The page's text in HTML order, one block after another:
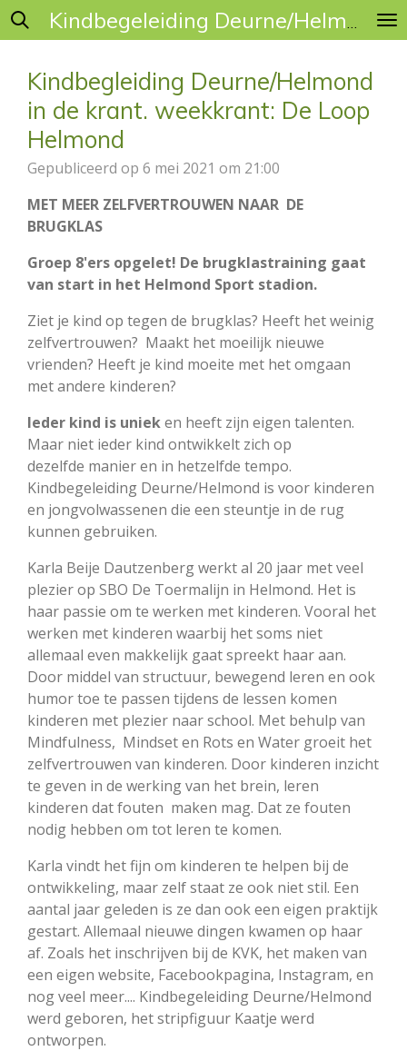
Ga
direct
hoofdinhoud
Kindbegeleiding Deurne/Helmond
Kindbegleiding Deurne/Helmond
in de krant. weekkrant: De Loop
Helmond
Gepubliceerd op 6 mei 2021 om 21:00
MET MEER ZELFVERTROUWEN NAAR DE
BRUGKLAS
Groep 8'ers opgelet! De brugklastraining gaat
van start in het Helmond Sport stadion.
Ziet je kind op tegen de brugklas? Heeft het weinig
zelfvertrouwen? Maakt het moeilijk nieuwe
vrienden? Heeft je kind moeite met het omgaan
met andere kinderen?
Ieder kind is unieken heeft zijn eigen talenten.
Maar niet ieder kind ontwikkelt zich op
dezelfde manier en in hetzelfde tempo.
Kindbegeleiding Deurne/Helmond is voor kinderen
en jongvolwassenen die een steuntje in de rug
kunnen gebruiken.
Karla Beije Dautzenberg werkt al 20 jaar met veel
plezier op SBO De Toermalijn in Helmond. Het is
haar passie om te werken met kinderen. Vooral het
werken met kinderen waarbij het soms niet
allemaal even makkelijk gaat spreekt haar aan.
Door middel van structuur, bewegend leren en ook
humor toe te passen tijdens de lessen komen
kinderen met plezier naar school. Met behulp van
Mindfulness, Mindset en Rots en Water groeit het
zelfvertrouwen van kinderen. Door kinderen inzicht
te geven in de werking van het brein, leren
kinderen dat fouten maken mag. Dat ze fouten
nodig hebben om tot leren te komen.
Karla vindt het fijn om kinderen te helpen bij de
ontwikkeling, maar zelf staat ze ook niet stil. Een
aantal jaar geleden is ze dan ook een eigen praktijk
gestart. Allemaal nieuwe dingen kwamen op haar
af. Zoals het inschrijven bij de KVK, het maken van
een eigen website, Facebookpagina, Instagram, en
nog veel meer.... Kindbegeleiding Deurne/Helmond
werd geboren, het stripfiguur Kaatje werd
ontworpen.